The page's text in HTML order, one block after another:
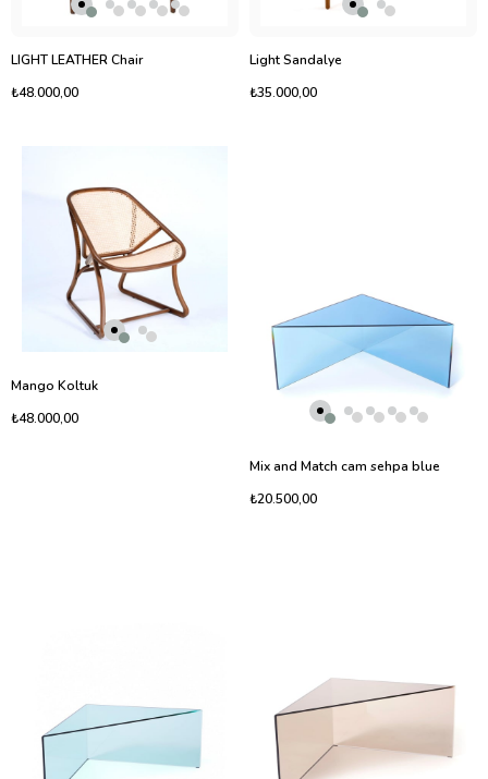
LIGHT LEATHER Chair
₺48.000,00
Light Sandalye
₺35.000,00
Mango Koltuk
₺48.000,00
Mix and Match cam sehpa blue
₺20.500,00